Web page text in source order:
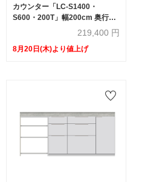
カウンター「LC-S1400・
S600・200T」幅200cm 奥行
46cm 高さ92.7cm 引出し+扉収
納（扉：向かって右） 引出し収
納 下台全4色 天板全2色
219,400 円
8月20日(木)より値上げ